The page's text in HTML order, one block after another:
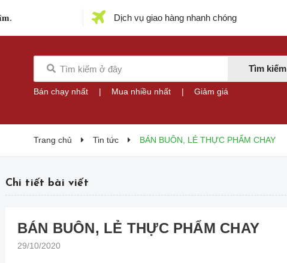
Dịch vụ giao hàng nhanh chóng
Tìm kiếm
Bán chạy nhất | Mua nhiều nhất | Giảm giá
Trang chủ Tin tức BÁN BUÔN, LẺ THỰC PHẨM CHAY
Chi tiết bài viết
BÁN BUÔN, LẺ THỰC PHẨM CHAY
29/10/2020